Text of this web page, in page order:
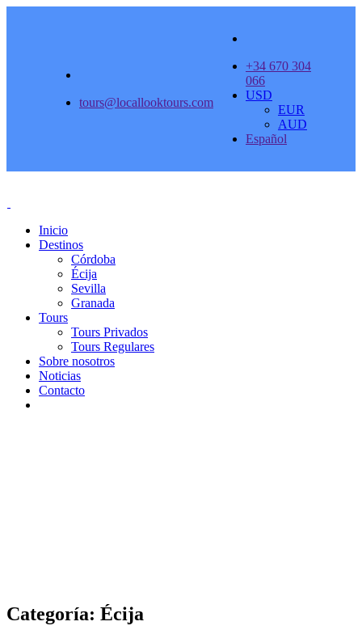
tours@locallooktours.com
+34 670 304
066
USD
EUR
AUD
Español
Inicio
Destinos
Córdoba
Écija
Sevilla
Granada
Tours
Tours Privados
Tours Regulares
Sobre nosotros
Noticias
Contacto
Categoría: Écija